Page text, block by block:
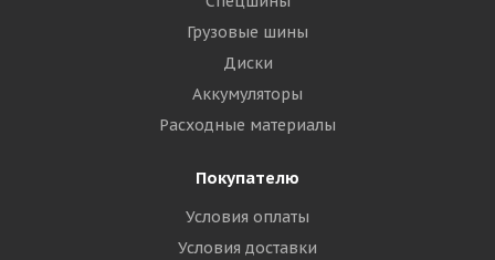
Грузовые шины
Диски
Аккумуляторы
Расходные материалы
Покупателю
Условия оплаты
Условия доставки